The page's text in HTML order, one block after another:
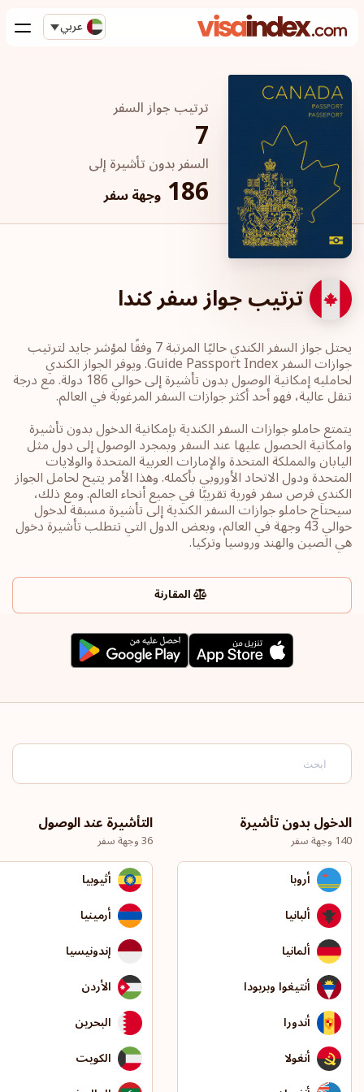
عربي
ترتيب جواز السفر
7
السفر بدون تأشيرة إلى
186 وجهة سفر
ترتيب جواز سفر كندا
يحتل جواز السفر الكندي حاليًا المرتبة 7 وفقًا لمؤشر جايد لترتيب
جوازات السفر Guide Passport Index. ويوفر الجواز الكندي
لحامليه إمكانية الوصول بدون تأشيرة إلى حوالي 186 دولة. مع درجة
تنقل عالية، فهو أحد أكثر جوازات السفر المرغوبة في العالم.
يتمتع حاملو جوازات السفر الكندية بإمكانية الدخول بدون تأشيرة
وامكانية الحصول عليها عند السفر وبمجرد الوصول إلى دول مثل
اليابان والمملكة المتحدة والإمارات العربية المتحدة والولايات
المتحدة ودول الاتحاد الأوروبي بأكمله. وهذا الأمر يتيح لحامل الجواز
الكندي فرص سفر فورية تقريبًا في جميع أنحاء العالم. ومع ذلك،
سيحتاج حاملو جوازات السفر الكندية إلى تأشيرة مسبقة لدخول
حوالي 43 وجهة في العالم، وبعض الدول التي تتطلب تأشيرة دخول
هي الصين والهند وروسيا وتركيا.
المقارنة
الدخول بدون تأشيرة
140 وجهة سفر
أروبا
ألبانيا
ألمانيا
أنتيغوا وبربودا
أندورا
أنغولا
التأشيرة عند الوصول
36 وجهة سفر
أثيوبيا
أرمينيا
إندونيسيا
الأردن
البحرين
الكويت